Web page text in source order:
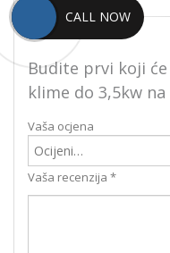
Budite prvi koji
klime do 3,5kw
Vaša ocjena
Vaša recenzija *
CALL NOW